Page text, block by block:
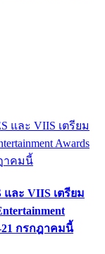
และ VIIS เตรียม
21 กรกฎาคมนี้